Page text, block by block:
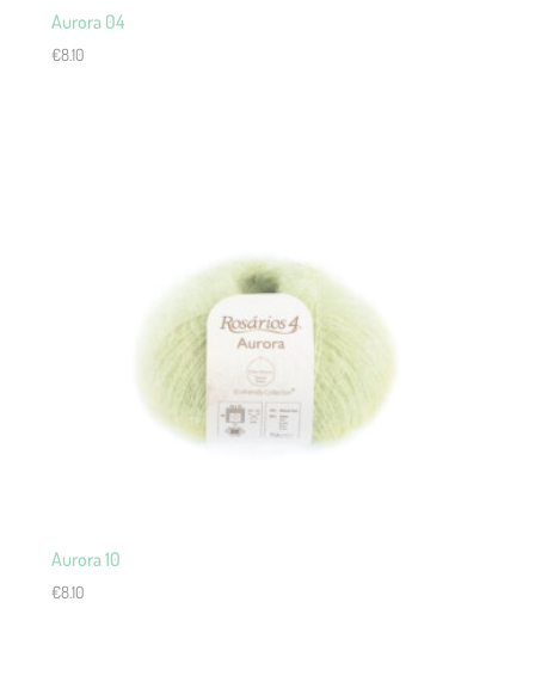
Aurora 04
€8.10
Aurora 10
€8.10